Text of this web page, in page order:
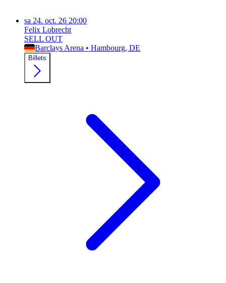
sa 24. oct. 26 20:00
Felix Lobrecht
SELL OUT
Barclays Arena • Hambourg, DE
Billets